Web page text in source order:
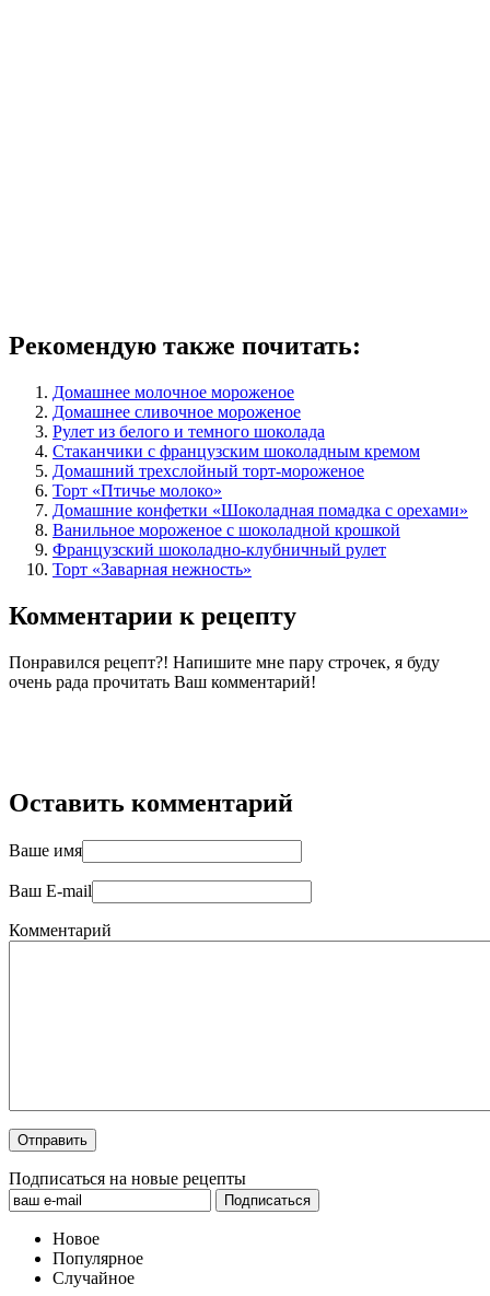
Рекомендую также почитать:
Домашнее молочное мороженое
Домашнее сливочное мороженое
Рулет из белого и темного шоколада
Стаканчики с французским шоколадным кремом
Домашний трехслойный торт-мороженое
Торт «Птичье молоко»
Домашние конфетки «Шоколадная помадка с орехами»
Ванильное мороженое с шоколадной крошкой
Французский шоколадно-клубничный рулет
Торт «Заварная нежность»
Комментарии к рецепту
Понравился рецепт?! Напишите мне пару строчек, я буду
очень рада прочитать Ваш комментарий!
Оставить комментарий
Ваше имя
Ваш E-mail
Комментарий
Подписаться на новые рецепты
Новое
Популярное
Случайное